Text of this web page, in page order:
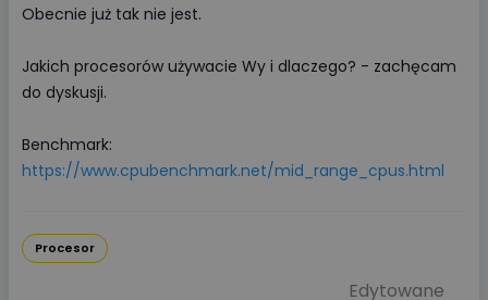
Obecnie już tak nie jest.
Jakich procesorów używacie Wy i dlaczego? - zachęcam
do dyskusji.
Benchmark:
https://www.cpubenchmark.net/mid_range_cpus.html
Procesor
Edytowane